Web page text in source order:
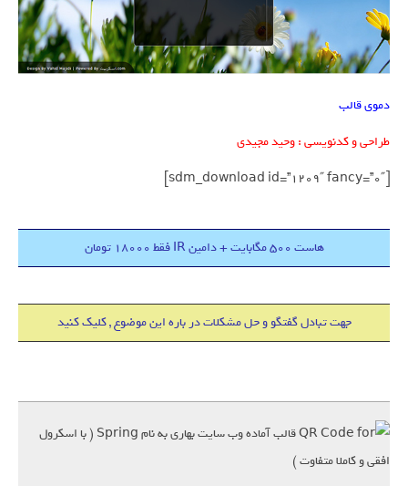
دموی قالب
طراحی و کدنویسی : وحید مجیدی
[sdm_download id=”1209″ fancy=”0″]
هاست 500 مگابایت + دامین IR فقط 18000 تومان
جهت تبادل گفتگو و حل مشکلات در باره این موضوع , کلیک کنید